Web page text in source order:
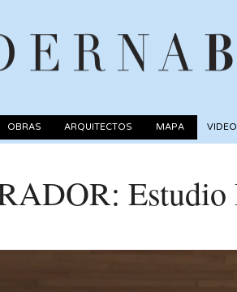
OBRAS ARQUITECTOS MAPA